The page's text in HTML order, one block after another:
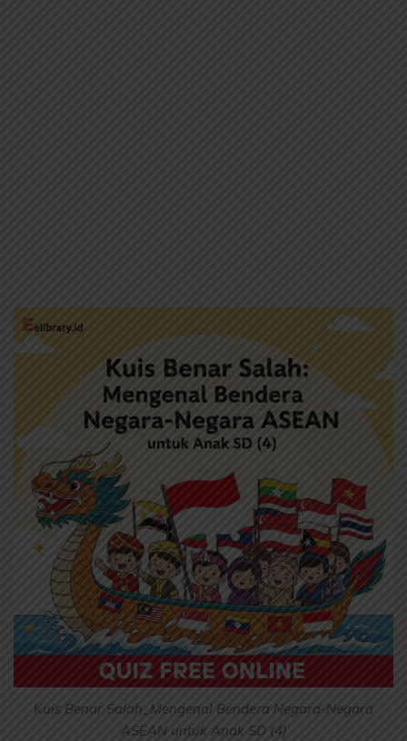
Kuis Benar Salah_Mengenal Bendera Negara-Negara
ASEAN untuk Anak SD (4)